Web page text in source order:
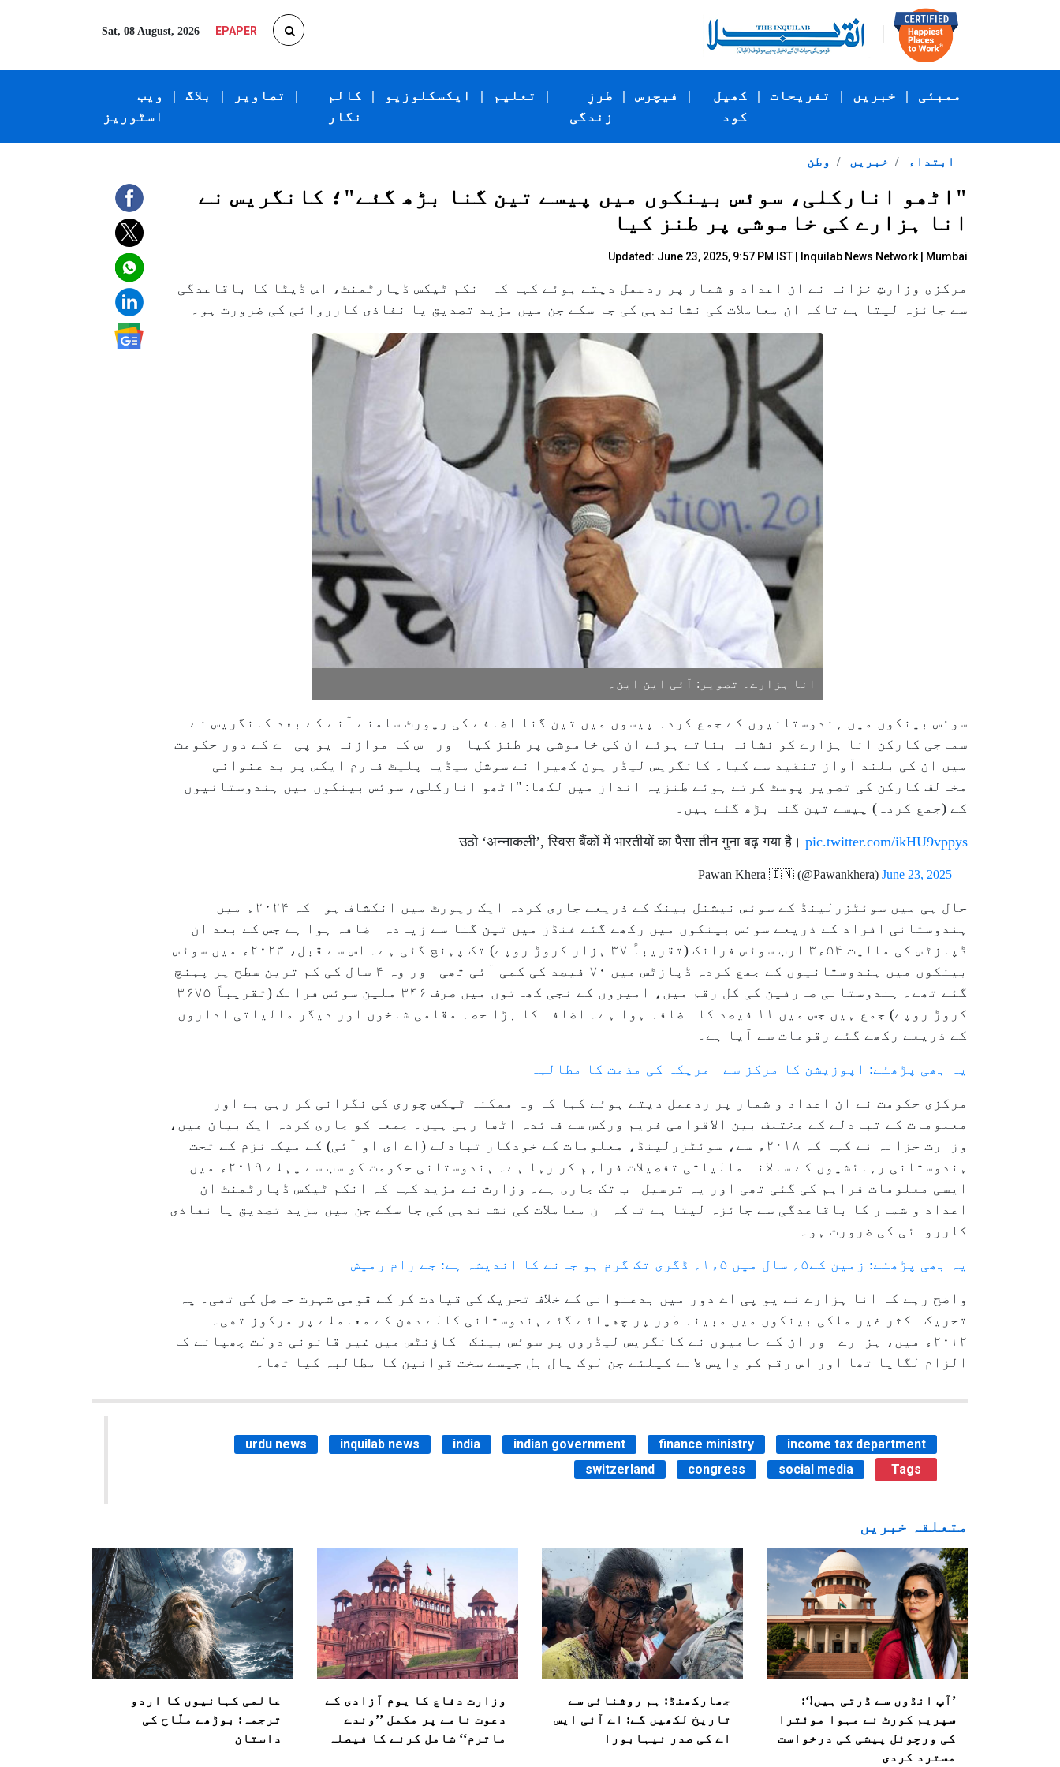
Sat, 08 August, 2026 EPAPER
ویب
اسٹوریز
| بلاگ | تصاویر |
کالم
نگار
| ایکسکلوزیو | تعلیم |
طرزِ
زندگی
| فیچرس |
کھیل
کود
| تفریحات | خبریں | ممبئی
وطن خبریں ابتداء
"اٹھو انارکلی، سوئس بینکوں میں پیسے تین گنا بڑھ گئے"؛ کانگریس نے
انا ہزارے کی خاموشی پر طنز کیا
Updated: June 23, 2025, 9:57 PM IST | Inquilab News Network | Mumbai
مرکزی وزارتِ خزانہ نے ان اعداد و شمار پر ردعمل دیتے ہوئے کہا کہ انکم ٹیکس ڈپارٹمنٹ، اس ڈیٹا کا باقاعدگی
سے جائزہ لیتا ہے تاکہ ان معاملات کی نشاندہی کی جا سکے جن میں مزید تصدیق یا نفاذی کارروائی کی ضرورت ہو۔
انا ہزارے۔ تصویر: آئی این این۔
سوئس بینکوں میں ہندوستانیوں کے جمع کردہ پیسوں میں تین گنا اضافے کی رپورٹ سامنے آنے کے بعد کانگریس نے
سماجی کارکن انا ہزارے کو نشانہ بناتے ہوئے ان کی خاموشی پر طنز کیا اور اس کا موازنہ یو پی اے کے دور حکومت
میں ان کی بلند آواز تنقید سے کیا۔ کانگریس لیڈر پون کھیرا نے سوشل میڈیا پلیٹ فارم ایکس پر بد عنوانی
مخالف کارکن کی تصویر پوسٹ کرتے ہوئے طنزیہ انداز میں لکھا: "اٹھو انارکلی، سوئس بینکوں میں ہندوستانیوں
کے (جمع کردہ) پیسے تین گنا بڑھ گئے ہیں۔
उठो ‘अन्नाकली’, स्विस बैंकों में भारतीयों का पैसा तीन गुना बढ़ गया है। pic.twitter.com/ikHU9vppys
— Pawan Khera 🇮🇳 (@Pawankhera)
June 23, 2025
حال ہی میں سوئٹزرلینڈ کے سوئس نیشنل بینک کے ذریعے جاری کردہ ایک رپورٹ میں انکشاف ہوا کہ ۲۰۲۴ء میں
ہندوستانی افراد کے ذریعے سوئس بینکوں میں رکھے گئے فنڈز میں تین گنا سے زیادہ اضافہ ہوا ہے جس کے بعد ان
ڈپازٹس کی مالیت ۵۴ء۳ ارب سوئس فرانک (تقریباً ۳۷ ہزار کروڑ روپے) تک پہنچ گئی ہے۔ اس سے قبل، ۲۰۲۳ء میں سوئس
بینکوں میں ہندوستانیوں کے جمع کردہ ڈپازٹس میں ۷۰ فیصد کی کمی آئی تھی اور وہ ۴ سال کی کم ترین سطح پر پہنچ
گئے تھے۔ ہندوستانی صارفین کی کل رقم میں، امیروں کے نجی کھاتوں میں صرف ۳۴۶ ملین سوئس فرانک (تقریباً ۳۶۷۵
کروڑ روپے) جمع ہیں جس میں ۱۱ فیصد کا اضافہ ہوا ہے۔ اضافہ کا بڑا حصہ مقامی شاخوں اور دیگر مالیاتی اداروں
کے ذریعے رکھے گئے رقومات سے آیا ہے۔
یہ بھی پڑھئے: اپوزیشن کا مرکز سے امریکہ کی مذمت کا مطالبہ
مرکزی حکومت نے ان اعداد و شمار پر ردعمل دیتے ہوئے کہا کہ وہ ممکنہ ٹیکس چوری کی نگرانی کر رہی ہے اور
معلومات کے تبادلے کے مختلف بین الاقوامی فریم ورکس سے فائدہ اٹھا رہی ہیں۔ جمعہ کو جاری کردہ ایک بیان میں،
وزارت خزانہ نے کہا کہ ۲۰۱۸ء سے، سوئٹزرلینڈ، معلومات کے خودکار تبادلے (اے ای او آئی) کے میکانزم کے تحت
ہندوستانی رہائشیوں کے سالانہ مالیاتی تفصیلات فراہم کر رہا ہے۔ ہندوستانی حکومت کو سب سے پہلے ۲۰۱۹ء میں
ایسی معلومات فراہم کی گئی تھی اور یہ ترسیل اب تک جاری ہے۔ وزارت نے مزید کہا کہ انکم ٹیکس ڈپارٹمنٹ ان
اعداد و شمار کا باقاعدگی سے جائزہ لیتا ہے تاکہ ان معاملات کی نشاندہی کی جا سکے جن میں مزید تصدیق یا نفاذی
کارروائی کی ضرورت ہو۔
یہ بھی پڑھئے: زمین کے۵؍ سال میں ۵ء۱؍ ڈگری تک گرم ہو جانے کا اندیشہ ہے: جے رام رمیش
واضح رہے کہ انا ہزارے نے یو پی اے دور میں بدعنوانی کے خلاف تحریک کی قیادت کر کے قومی شہرت حاصل کی تھی۔ یہ
تحریک اکثر غیر ملکی بینکوں میں مبینہ طور پر چھپائے گئے ہندوستانی کالے دھن کے معاملے پر مرکوز تھی۔
۲۰۱۲ء میں، ہزارے اور ان کے حامیوں نے کانگریس لیڈروں پر سوئس بینک اکاؤنٹس میں غیر قانونی دولت چھپانے کا
الزام لگایا تھا اور اس رقم کو واپس لانے کیلئے جن لوک پال بل جیسے سخت قوانین کا مطالبہ کیا تھا۔
urdu news inquilab news india indian government finance ministry
income tax department
switzerland
congress social media Tags
متعلقہ خبریں
’آپ انڈوں سے ڈرتی ہیں!‘:
سپریم کورٹ نے مہوا موئترا
کی ورچوئل پیشی کی درخواست
مسترد کردی
جھارکھنڈ: ہم روشنائی سے
تاریخ لکھیں گے: اے آئی ایس
اے کی صدر نیہابورا
وزارت دفاع کا یوم آزادی کے
دعوت نامے پر مکمل ’’وندے
ماترم‘‘ شامل کرنے کا فیصلہ
عالمی کہانیوں کا اردو
ترجمہ: بوڑھے ملّاح کی
داستان